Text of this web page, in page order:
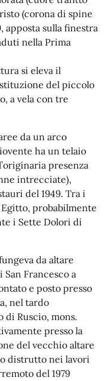
(corona di spine
apposta sulla finestra
nella Prima
si eleva il
del piccolo
a vela con tre
da un arco
ha un telaio
presenza
intrecciate),
del 1949. Tra i
probabilmente
i Sette Dolori di
da altare
Francesco a
e posto presso
nel tardo
di Ruscio, mons.
presso la
del vecchio altare
distrutto nei lavori
del 1979